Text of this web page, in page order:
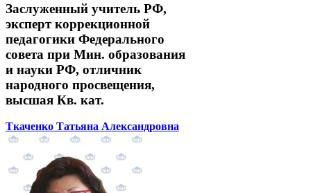
Заслуженный учитель РФ,
эксперт коррекционной
педагогики Федерального
совета при Мин. образования
и науки РФ, отличник
народного просвещения,
высшая Кв. кат.
Ткаченко Татьяна Александровна